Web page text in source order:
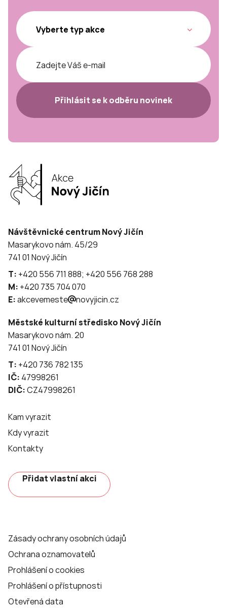
Přihlásit se k odběru novinek
Návštěvnické centrum Nový Jičín
Masarykovo nám. 45/29
741 01 Nový Jičín
T: +420 556 711 888; +420 556 768 288
M: +420 735 704 070
E:akcevemeste novyjicin.cz
Městské kulturní středisko Nový Jičín
Masarykovo nám. 20
741 01 Nový Jičín
T: +420 736 782 135
IČ: 47998261
DIČ:CZ47998261
Kam vyrazit
Kdy vyrazit
Kontakty
Přidat vlastní akci
Zásady ochrany osobních údajů
Ochrana oznamovatelů
Prohlášení o cookies
Prohlášení o přístupnosti
Otevřená data